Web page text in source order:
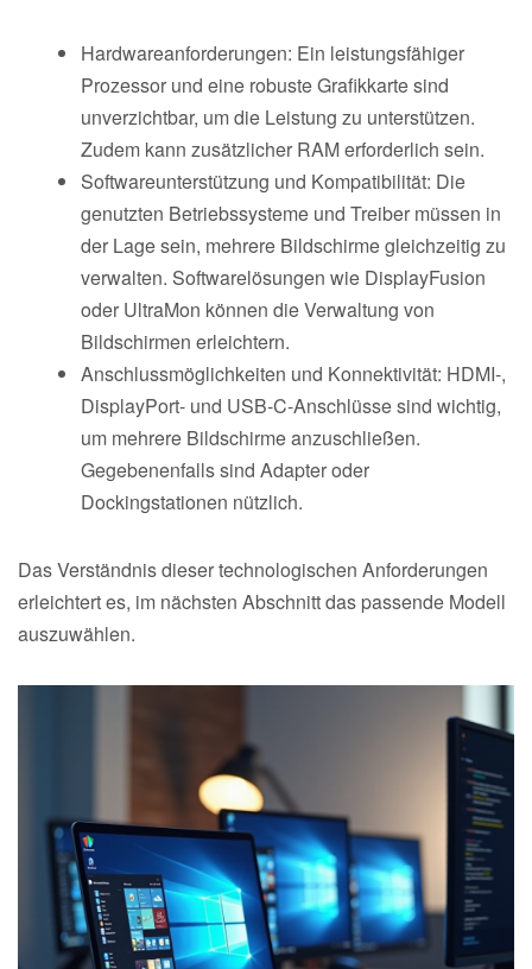
Hardwareanforderungen: Ein leistungsfähiger
Prozessor und eine robuste Grafikkarte sind
unverzichtbar, um die Leistung zu unterstützen.
Zudem kann zusätzlicher RAM erforderlich sein.
Softwareunterstützung und Kompatibilität: Die
genutzten Betriebssysteme und Treiber müssen in
der Lage sein, mehrere Bildschirme gleichzeitig zu
verwalten. Softwarelösungen wie DisplayFusion
oder UltraMon können die Verwaltung von
Bildschirmen erleichtern.
Anschlussmöglichkeiten und Konnektivität: HDMI-,
DisplayPort- und USB-C-Anschlüsse sind wichtig,
um mehrere Bildschirme anzuschließen.
Gegebenenfalls sind Adapter oder
Dockingstationen nützlich.
Das Verständnis dieser technologischen Anforderungen
erleichtert es, im nächsten Abschnitt das passende Modell
auszuwählen.